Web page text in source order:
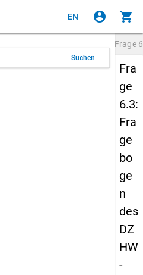
EN account_circle shopping_cart
Suchen
Frage
Fra
ge
6.3:
Fra
ge
bo
ge
n
des
DZ
HW
-